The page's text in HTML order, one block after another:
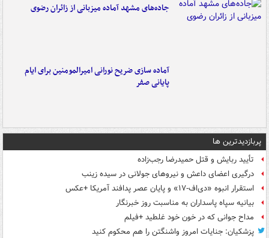
جاده‌های مشهد آماده میزبانی از زائران رضوی
آماده سازی ضریح نورانی امیرالمومنین برای ایام
پایانی صفر
پربازدیدترین ها
تأیید ربایش و قتل حمیدرضا رجب‌زاده
درگیری اعضای داعش و نیروهای جولانی در سیده زینب
استقرار انبوه «دی‌اف‑۱۷» و پایان عصر پدافند آمریکا +عکس
بیانیه سپاه پاسداران به مناسبت روز خبرنگار
مداح جوانی که در خون خود غلطید +فیلم
پزشکیان: جنایات امروز واشنگتن را هم محکوم کنید